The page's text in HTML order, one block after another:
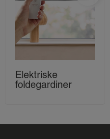
Elektriske
foldegardiner